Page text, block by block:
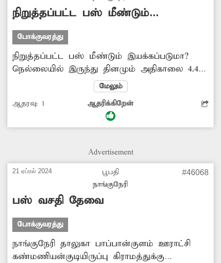
நிறுத்தப்பட்ட பஸ் மீண்டும்
இயக்கப்படுமா?
போக்குவரத்து
நிறுத்தப்பட்ட பஸ் மீண்டும் இயக்கப்படுமா?
நெல்லையில் இருந்து தினமும் அதிகாலை 4.40
மணிக்கு புறப்பட்டு மூலைக்கரைப்பட்டி,
முனைஞ்சிப்பட்டி, சிந்தாமணி, பேய்க்குளம்,
சாத்தான்குளம் வழியாக உடன்குடிக்கு
இயக்கப்பட்ட அரசு பஸ் கடந்த சில
மாணவ-மாணவிகள், பொதுமக்கள் பெரிதும்
பஸ்சை மீண்டும் இயக்குவதற்கு அதிகாரிகள்
ஏற்பாடு செய்வார்களா?
மேலும்
ஆதரவு: 1 ஆதரிக்கிறேன்
Advertisement
21 ஏப்ரல் 2024
பூபதி
நாங்குநேரி
#46068
பஸ் வசதி தேவை
போக்குவரத்து
நாங்குநேரி தாலுகா பாப்பான்குளம் ஊராட்சி
கண்மணியன்குடியிருப்பு கிராமத்துக்கு